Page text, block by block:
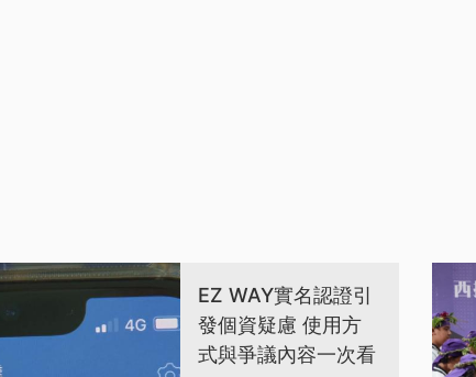
EZ WAY實名認證引
發個資疑慮 使用方
式與爭議內容一次看